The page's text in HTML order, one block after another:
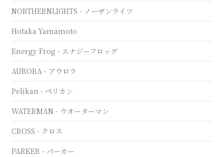
NORTHERNLIGHTS - ノーザンライツ
Hotaka Yamamoto
Energy Frog - エナジーフロッグ
AURORA - アウロラ
Pelikan - ペリカン
WATERMAN - ウオーターマン
CROSS - クロス
PARKER - パーカー